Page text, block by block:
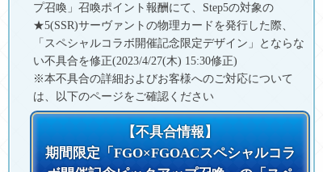
プ召喚」召喚ポイント報酬にて、Step5の対象の
★5(SSR)サーヴァントの物理カードを発行した際、
「スペシャルコラボ開催記念限定デザイン」とならな
い不具合を修正(2023/4/27(木) 15:30修正)
※本不具合の詳細およびお客様へのご対応について
は、以下のページをご確認ください
【不具合情報】
期間限定「FGO×FGOACスペシャルコラ